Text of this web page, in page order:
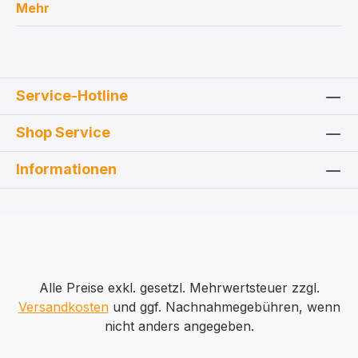
Mehr
Service-Hotline
Shop Service
Informationen
Alle Preise exkl. gesetzl. Mehrwertsteuer zzgl.
Versandkostenund ggf. Nachnahmegebühren, wenn
nicht anders angegeben.